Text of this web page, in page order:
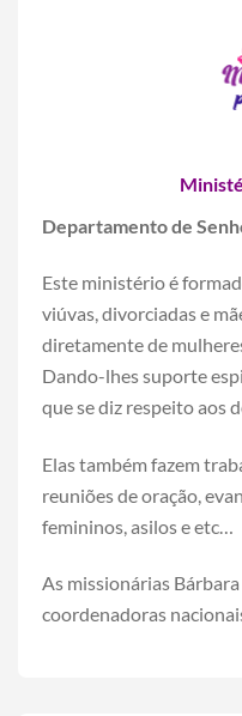
Departamento de
Este ministério é
viúvas, divorciadas e
diretamente de
Dando-lhes suporte
que se diz respeito aos
Elas também fazem
reuniões de oração,
femininos, asilos e etc…
As missionárias
coordenadoras